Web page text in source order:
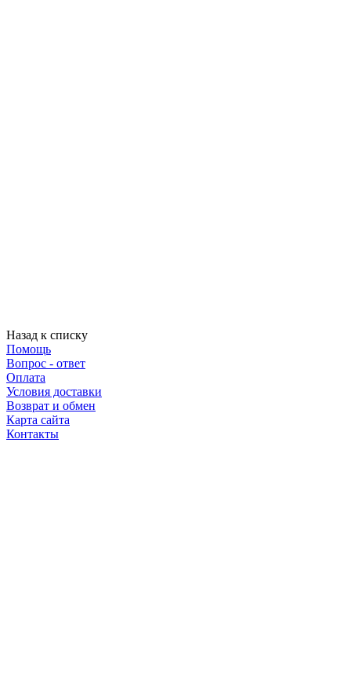
Назад к списку
Помощь
Вопрос - ответ
Оплата
Условия доставки
Возврат и обмен
Карта сайта
Контакты